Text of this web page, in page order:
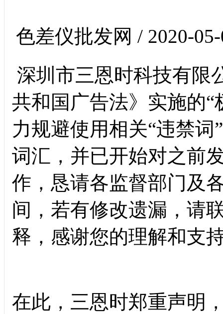
色差仪批发网 / 2020-
深圳市三恩时科技有限
共和国广告法》实施的
力规避使用相关“违禁
词汇，并已开始对之前
作，恳请各监督部门及
间，若有修改遗漏，请
释，感谢您的理解和支
在此，三恩时郑重声明